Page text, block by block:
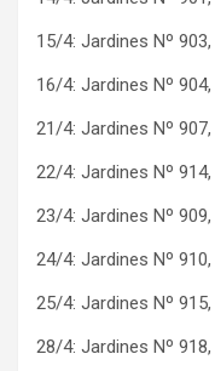
15/4: Jardines Nº
16/4: Jardines Nº 904,
21/4: Jardines Nº 907,
22/4: Jardines Nº 914,
23/4: Jardines Nº 909,
24/4: Jardines Nº 910,
25/4: Jardines Nº
28/4: Jardines Nº 918,